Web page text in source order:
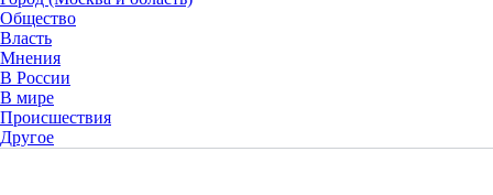
Общество
Власть
Мнения
В России
В мире
Происшествия
Другое